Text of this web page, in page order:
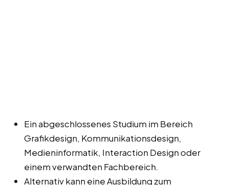
Ein abgeschlossenes Studium im Bereich
Grafikdesign, Kommunikationsdesign,
Medieninformatik, Interaction Design oder
einem verwandten Fachbereich.
Alternativ kann eine Ausbildung zum